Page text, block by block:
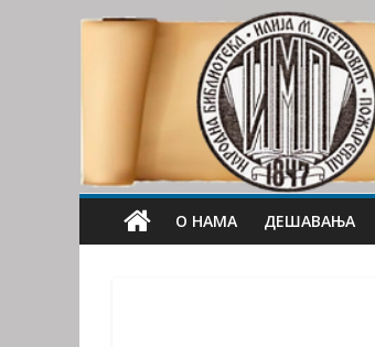
О НАМА ДЕШАВАЊА